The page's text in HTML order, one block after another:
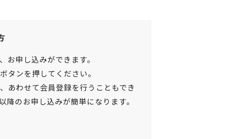
お申し込みができます。
タンを押してください。
あわせて会員登録を行うこともでき
降のお申し込みが簡単になります。